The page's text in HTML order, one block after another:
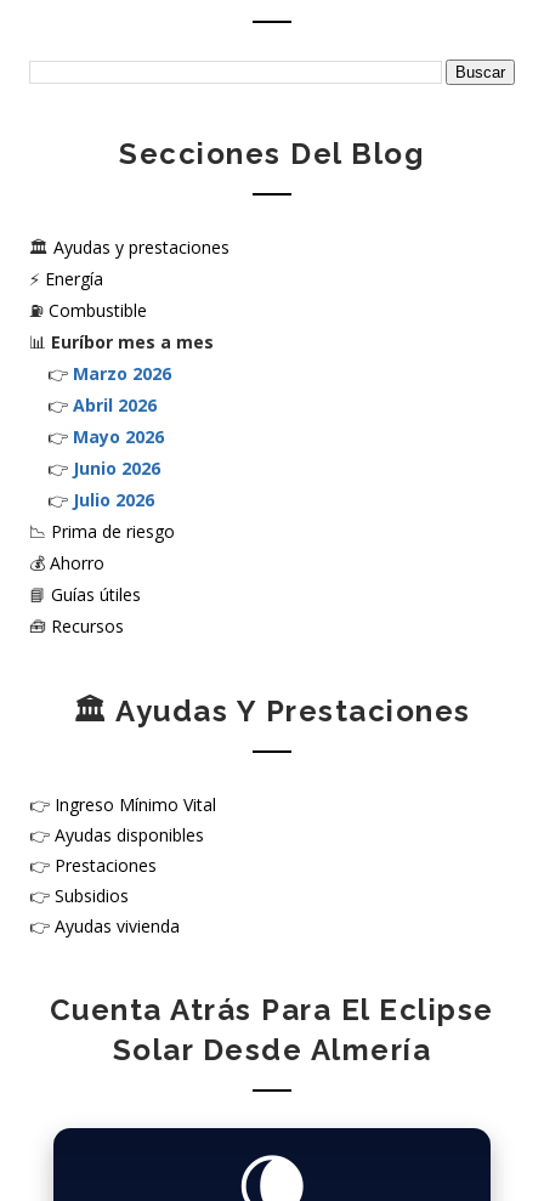
Secciones Del Blog
🏛️ Ayudas y prestaciones
⚡ Energía
⛽ Combustible
📊 Euríbor mes a mes
👉 Marzo 2026
👉 Abril 2026
👉 Mayo 2026
👉 Junio 2026
👉 Julio 2026
📉 Prima de riesgo
💰 Ahorro
📘 Guías útiles
🧰 Recursos
🏛️ Ayudas Y Prestaciones
👉 Ingreso Mínimo Vital
👉 Ayudas disponibles
👉 Prestaciones
👉 Subsidios
👉 Ayudas vivienda
Cuenta Atrás Para El Eclipse
Solar Desde Almería